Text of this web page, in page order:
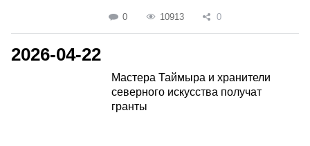
0 10913 0
2026-04-22
Мастера Таймыра и хранители
северного искусства получат
гранты